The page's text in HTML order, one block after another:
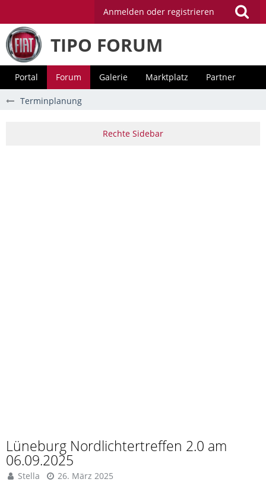
Anmelden oder registrieren
TIPO FORUM
Portal Forum Galerie Marktplatz Partner
Terminplanung
Lüneburg Nordlichtertreffen 2.0 am
06.09.2025
Stella 26. März 2025